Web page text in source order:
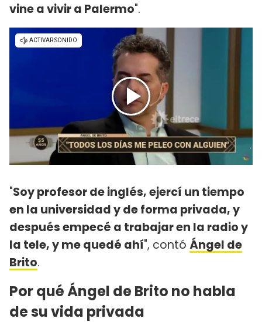
vine a vivir a Palermo".
"Soy profesor de inglés, ejercí un tiempo
en la universidad y de forma privada, y
después empecé a trabajar en la radio y
la tele, y me quedé ahí", contó Ángel de
Brito.
Por qué Ángel de Brito no habla
de su vida privada